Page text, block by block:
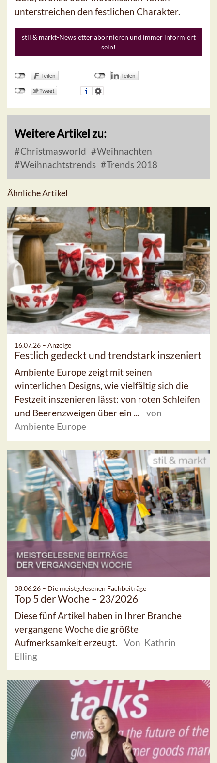
unterstreichen den festlichen Charakter.
stil & markt-Newsletter abonnieren und immer informiert
sein!
Weitere Artikel zu:
Christmasworld
Weihnachten
Weihnachtstrends
Trends 2018
Ähnliche Artikel
16.07.26 – Anzeige
Festlich gedeckt und trendstark inszeniert
Ambiente Europe zeigt mit seinen
winterlichen Designs, wie vielfältig sich die
Festzeit inszenieren lässt: von roten Schleifen
und Beerenzweigen über ein ...
von
Ambiente Europe
08.06.26 – Die meistgelesenen Fachbeiträge
Top 5 der Woche – 23/2026
Diese fünf Artikel haben in Ihrer Branche
vergangene Woche die größte
Aufmerksamkeit erzeugt.
Von Kathrin
Elling